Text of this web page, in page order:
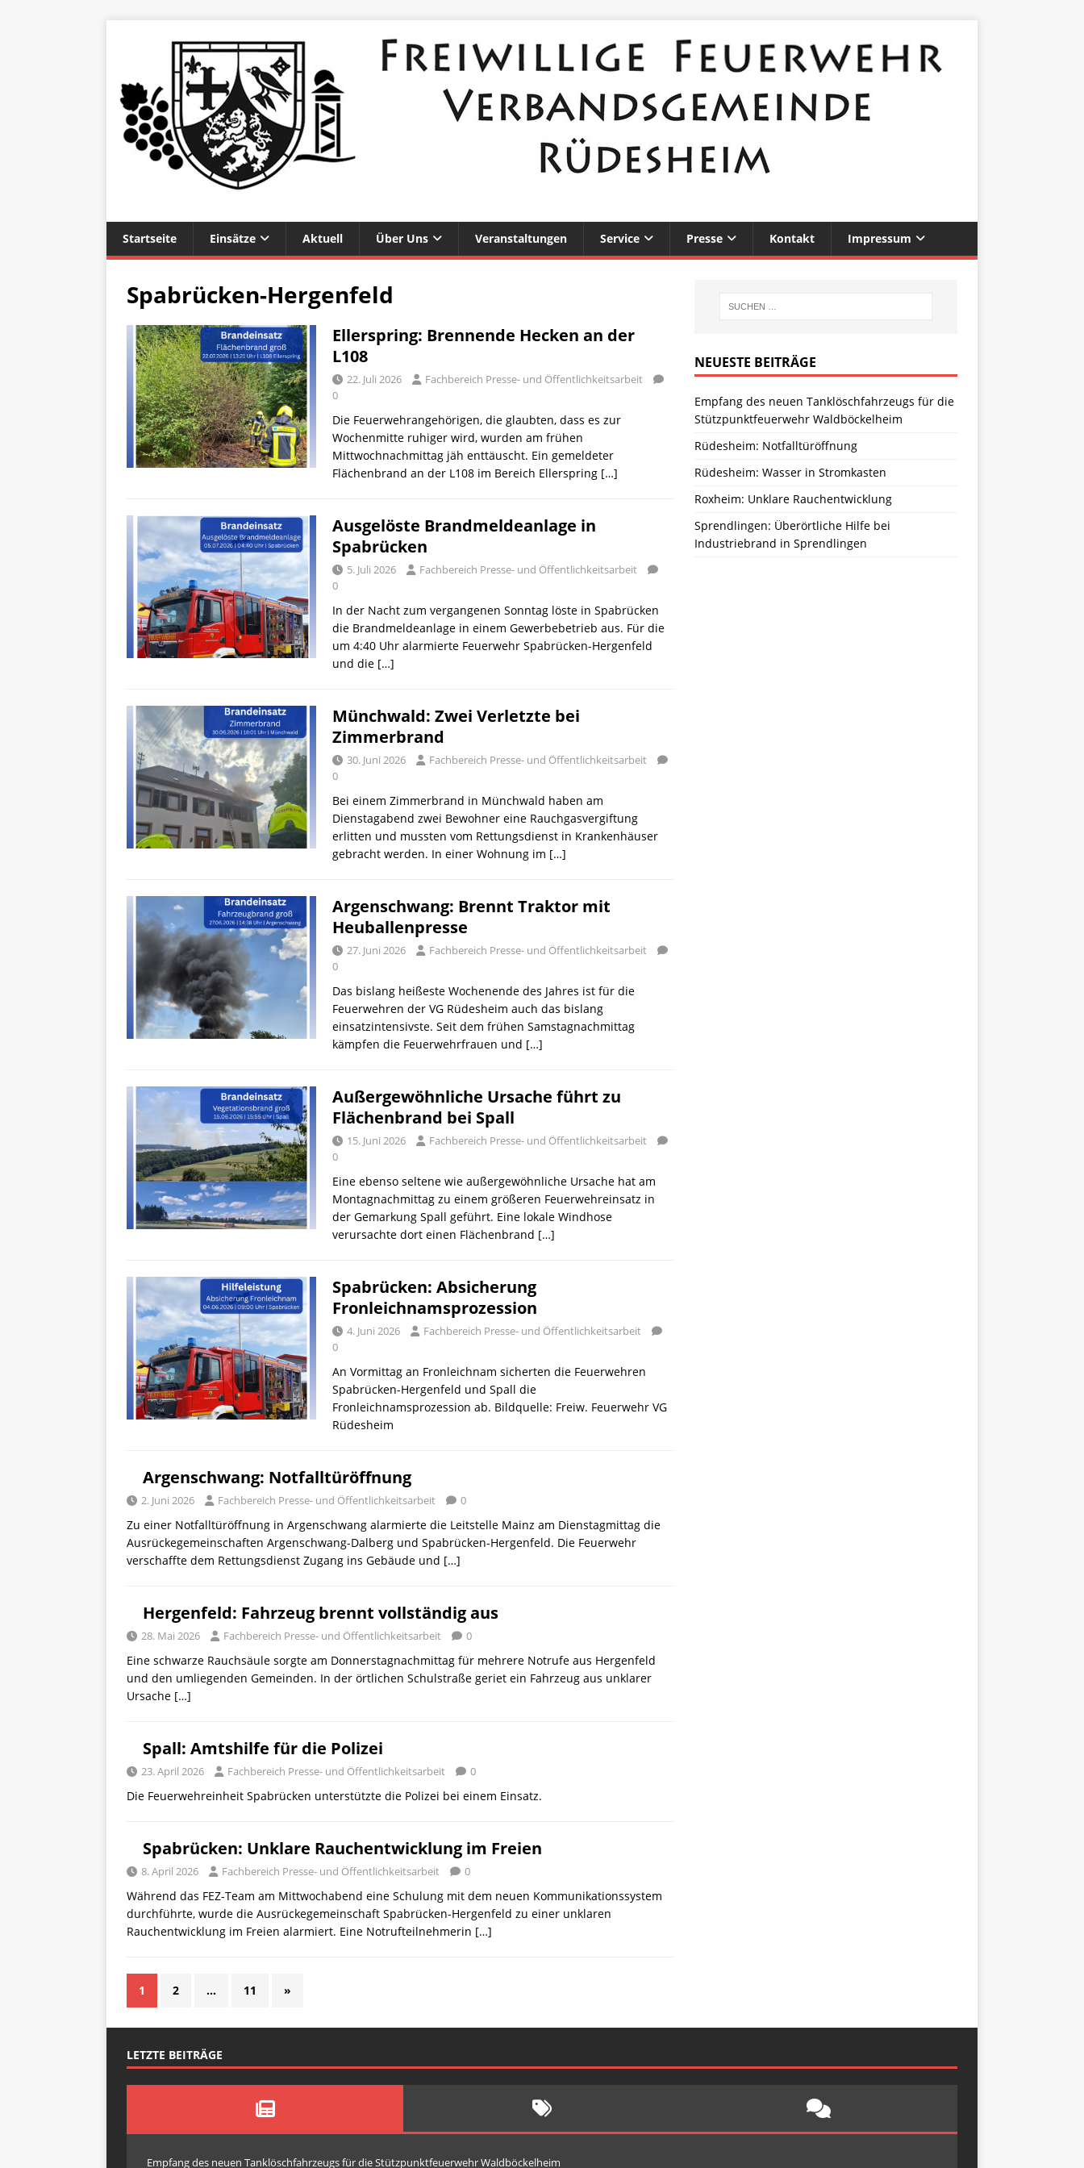
Startseite Einsätze Aktuell Über Uns Veranstaltungen Service Presse Kontakt Impressum
Spabrücken-Hergenfeld
Ellerspring: Brennende Hecken an der
L108
22. Juli 2026
Fachbereich Presse- und Öffentlichkeitsarbeit
0
Die Feuerwehrangehörigen, die glaubten, dass es zur
Wochenmitte ruhiger wird, wurden am frühen
Mittwochnachmittag jäh enttäuscht. Ein gemeldeter
Flächenbrand an der L108 im Bereich Ellerspring […]
Ausgelöste Brandmeldeanlage in
Spabrücken
5. Juli 2026
Fachbereich Presse- und Öffentlichkeitsarbeit
0
In der Nacht zum vergangenen Sonntag löste in Spabrücken
die Brandmeldeanlage in einem Gewerbebetrieb aus. Für die
um 4:40 Uhr alarmierte Feuerwehr Spabrücken-Hergenfeld
und die […]
Münchwald: Zwei Verletzte bei
Zimmerbrand
30. Juni 2026
Fachbereich Presse- und Öffentlichkeitsarbeit
0
Bei einem Zimmerbrand in Münchwald haben am
Dienstagabend zwei Bewohner eine Rauchgasvergiftung
erlitten und mussten vom Rettungsdienst in Krankenhäuser
gebracht werden. In einer Wohnung im […]
Argenschwang: Brennt Traktor mit
Heuballenpresse
27. Juni 2026
Fachbereich Presse- und Öffentlichkeitsarbeit
0
Das bislang heißeste Wochenende des Jahres ist für die
Feuerwehren der VG Rüdesheim auch das bislang
einsatzintensivste. Seit dem frühen Samstagnachmittag
kämpfen die Feuerwehrfrauen und […]
Außergewöhnliche Ursache führt zu
Flächenbrand bei Spall
15. Juni 2026
Fachbereich Presse- und Öffentlichkeitsarbeit
0
Eine ebenso seltene wie außergewöhnliche Ursache hat am
Montagnachmittag zu einem größeren Feuerwehreinsatz in
der Gemarkung Spall geführt. Eine lokale Windhose
verursachte dort einen Flächenbrand […]
Spabrücken: Absicherung
Fronleichnamsprozession
4. Juni 2026
Fachbereich Presse- und Öffentlichkeitsarbeit
0
An Vormittag an Fronleichnam sicherten die Feuerwehren
Spabrücken-Hergenfeld und Spall die
Fronleichnamsprozession ab. Bildquelle: Freiw. Feuerwehr VG
Rüdesheim
Argenschwang: Notfalltüröffnung
2. Juni 2026 Fachbereich Presse- und Öffentlichkeitsarbeit 0
Zu einer Notfalltüröffnung in Argenschwang alarmierte die Leitstelle Mainz am Dienstagmittag die
Ausrückegemeinschaften Argenschwang-Dalberg und Spabrücken-Hergenfeld. Die Feuerwehr
verschaffte dem Rettungsdienst Zugang ins Gebäude und […]
Hergenfeld: Fahrzeug brennt vollständig aus
28. Mai 2026 Fachbereich Presse- und Öffentlichkeitsarbeit 0
Eine schwarze Rauchsäule sorgte am Donnerstagnachmittag für mehrere Notrufe aus Hergenfeld
und den umliegenden Gemeinden. In der örtlichen Schulstraße geriet ein Fahrzeug aus unklarer
Ursache […]
Spall: Amtshilfe für die Polizei
23. April 2026 Fachbereich Presse- und Öffentlichkeitsarbeit 0
Die Feuerwehreinheit Spabrücken unterstützte die Polizei bei einem Einsatz.
Spabrücken: Unklare Rauchentwicklung im Freien
8. April 2026 Fachbereich Presse- und Öffentlichkeitsarbeit 0
Während das FEZ-Team am Mittwochabend eine Schulung mit dem neuen Kommunikationssystem
durchführte, wurde die Ausrückegemeinschaft Spabrücken-Hergenfeld zu einer unklaren
Rauchentwicklung im Freien alarmiert. Eine Notrufteilnehmerin […]
1 2 … 11 »
NEUESTE BEITRÄGE
Empfang des neuen Tanklöschfahrzeugs für die
Stützpunktfeuerwehr Waldböckelheim
Rüdesheim: Notfalltüröffnung
Rüdesheim: Wasser in Stromkasten
Roxheim: Unklare Rauchentwicklung
Sprendlingen: Überörtliche Hilfe bei
Industriebrand in Sprendlingen
LETZTE BEITRÄGE
Empfang des neuen Tanklöschfahrzeugs für die Stützpunktfeuerwehr Waldböckelheim